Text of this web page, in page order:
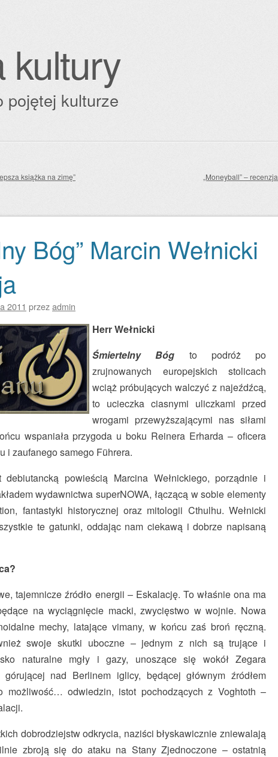
kultury
pojętej kulturze
książka na zimę”
„Moneyball” – recenzja
Bóg” Marcin Wełnicki
2011 przezadmin
Herr Wełnicki
Śmiertelny Bóg to podróż po
zrujnowanych europejskich stolicach
wciąż próbujących walczyć z najeźdźcą,
to ucieczka ciasnymi uliczkami przed
wrogami przewyższającymi nas siłami
wspaniała przygoda u boku Reinera Erharda – oficera
i zaufanego samego Führera.
powieścią Marcina Wełnickiego, porządnie i
wydawnictwa superNOWA, łączącą w sobie elementy
fantastyki historycznej oraz mitologii Cthulhu. Wełnicki
te gatunki, oddając nam ciekawą i dobrze napisaną
tajemnicze źródło energii – Eskalację. To właśnie ona ma
na wyciągnięcie macki, zwycięstwo w wojnie. Nowa
mechy, latające vimany, w końcu zaś broń ręczną.
swoje skutki uboczne – jednym z nich są trujące i
naturalne mgły i gazy, unoszące się wokół Zegara
górującej nad Berlinem iglicy, będącej głównym źródłem
możliwość… odwiedzin, istot pochodzących z Voghtoth –
dobrodziejstw odkrycia, naziści błyskawicznie zniewalają
zbroją się do ataku na Stany Zjednoczone – ostatnią